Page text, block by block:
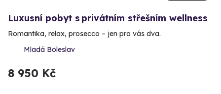
Luxusní pobyt s privátním střešním wellness
Romantika, relax, prosecco – jen pro vás dva.
Mladá Boleslav
8 950 Kč